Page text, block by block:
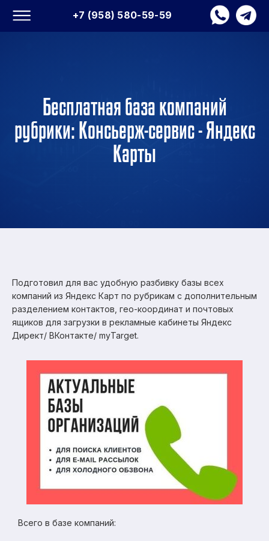
+7 (958) 580-59-59
Бесплатная база компаний
рубрики: Консьерж-сервис - Яндекс
Карты
Подготовил для вас удобную разбивку базы всех
компаний из Яндекс Карт по рубрикам с дополнительным
разделением контактов, гео-координат и почтовых
ящиков для загрузки в рекламные кабинеты Яндекс
Директ/ ВКонтакте/ myTarget.
Всего в базе компаний: